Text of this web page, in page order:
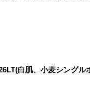
白肌、小麦シングル